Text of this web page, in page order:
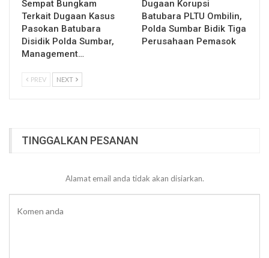
Sempat Bungkam
Terkait Dugaan Kasus
Pasokan Batubara
Disidik Polda Sumbar,
Management…
Dugaan Korupsi
Batubara PLTU Ombilin,
Polda Sumbar Bidik Tiga
Perusahaan Pemasok
PREV NEXT
TINGGALKAN PESANAN
Alamat email anda tidak akan disiarkan.